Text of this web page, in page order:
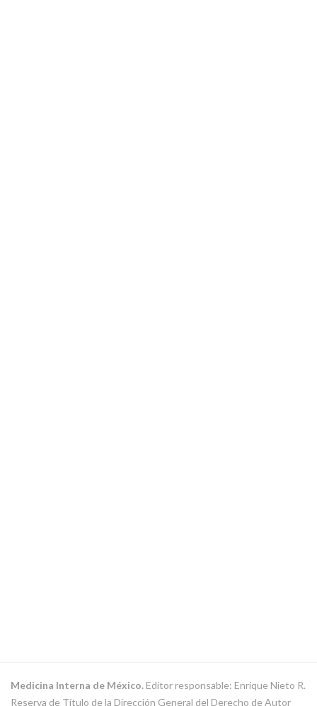
Medicina Interna de México.Editor responsable: Enrique Nieto R.
Reserva de Título de la Dirección General del Derecho de Autor